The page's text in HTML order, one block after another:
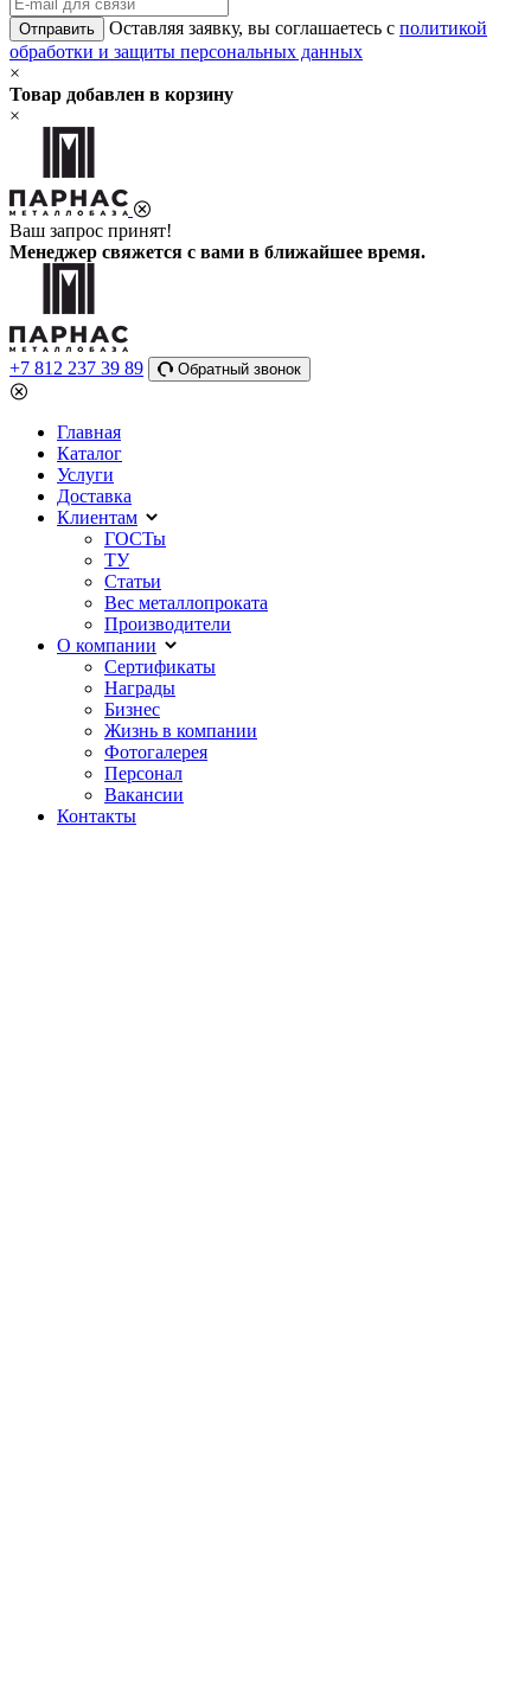
Отправить Оставляя заявку, вы соглашаетесь с политикой
обработки и защиты персональных данных
×
Товар добавлен в корзину
×
Ваш запрос принят!
Менеджер свяжется с вами в ближайшее время.
+7 812 237 39 89 Обратный звонок
Главная
Каталог
Услуги
Доставка
Клиентам
ГОСТы
ТУ
Статьи
Вес металлопроката
Производители
О компании
Сертификаты
Награды
Бизнес
Жизнь в компании
Фотогалерея
Персонал
Вакансии
Контакты